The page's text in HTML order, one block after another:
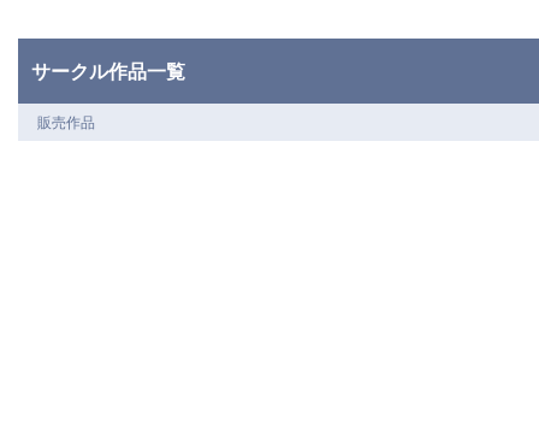
サークル作品一覧
販売作品